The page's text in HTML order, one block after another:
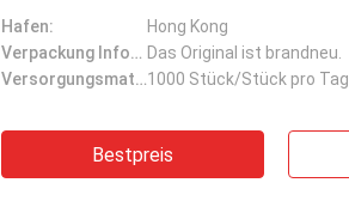
Hafen:
Hong Kong
Verpackung Informationen: Das Original ist brandneu.
Versorgungsmaterial-Fähigkeit:1000 Stück/Stück pro Tag
Bestpreis